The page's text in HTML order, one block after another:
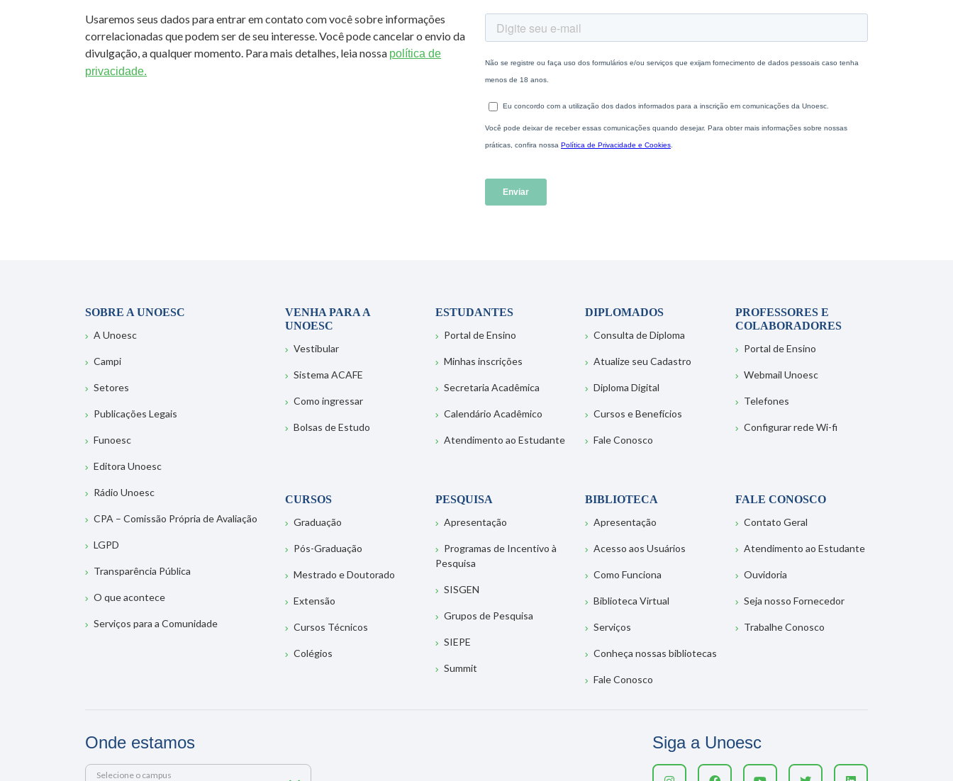
Usaremos seus dados para entrar em contato com você sobre informações
correlacionadas que podem ser de seu interesse. Você pode cancelar o envio da
divulgação, a qualquer momento. Para mais detalhes, leia nossa política de
privacidade.
SOBRE A UNOESC
A Unoesc
Campi
Setores
Publicações Legais
Funoesc
Editora Unoesc
Rádio Unoesc
CPA – Comissão Própria de Avaliação
LGPD
Transparência Pública
O que acontece
Serviços para a Comunidade
VENHA PARA A
UNOESC
Vestibular
Sistema ACAFE
Como ingressar
Bolsas de Estudo
ESTUDANTES
Portal de Ensino
Minhas inscrições
Secretaria Acadêmica
Calendário Acadêmico
Atendimento ao Estudante
DIPLOMADOS
Consulta de Diploma
Atualize seu Cadastro
Diploma Digital
Cursos e Benefícios
Fale Conosco
PROFESSORES E
COLABORADORES
Portal de Ensino
Webmail Unoesc
Telefones
Configurar rede Wi-fi
CURSOS
Graduação
Pós-Graduação
Mestrado e Doutorado
Extensão
Cursos Técnicos
Colégios
PESQUISA
Apresentação
Programas de Incentivo à
Pesquisa
SISGEN
Grupos de Pesquisa
SIEPE
Summit
BIBLIOTECA
Apresentação
Acesso aos Usuários
Como Funciona
Biblioteca Virtual
Serviços
Conheça nossas bibliotecas
Fale Conosco
FALE CONOSCO
Contato Geral
Atendimento ao Estudante
Ouvidoria
Seja nosso Fornecedor
Trabalhe Conosco
Onde estamos
Selecione o campus
Siga a Unoesc